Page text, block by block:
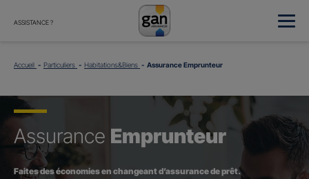
ASSISTANCE ?
Accueil Particuliers Habitations&Biens Assurance Emprunteur
Assurance Emprunteur
Faites des économies en changeant d’assurance de prêt.